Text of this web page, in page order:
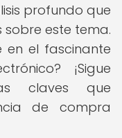
profundo que
este tema.
en el fascinante
¡Sigue
claves que
de compra